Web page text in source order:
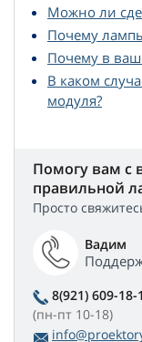
Можно ли
Почему
Почему в
В каком
модуля?
Помогу вам с
правильной
Просто
Вадим
8(921) 609-18-
(пн-пт 10-18)